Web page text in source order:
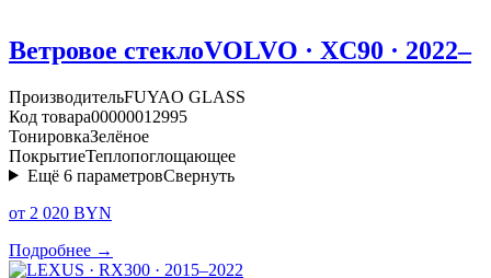
Ветровое стеклоVOLVO · XC90 · 2022–
ПроизводительFUYAO GLASS
Код товара00000012995
ТонировкаЗелёное
ПокрытиеТеплопоглощающее
Ещё 6 параметровСвернуть
от 2 020 BYN
Подробнее →